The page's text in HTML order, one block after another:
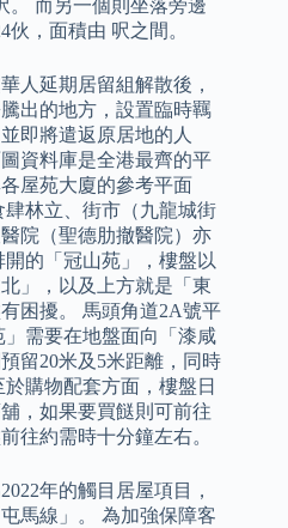
。 而另一個則坐落旁邊
，面積由 呎之間。
人延期居留組解散後，
出的地方，設置臨時羈
即將遣返原居地的人
資料庫是全港最齊的平
屋苑大廈的參考平面
林立、街市（九龍城街
院（聖德肋撤醫院）亦
的「冠山苑」，樓盤以
」，以及上方就是「東
困擾。 馬頭角道2A號平
需要在地盤面向「漆咸
留20米及5米距離，同時
購物配套方面，樓盤日
，如果要買餸則可前往
往約需時十分鐘左右。
年的觸目居屋項目，
馬線」。 為加強保障客